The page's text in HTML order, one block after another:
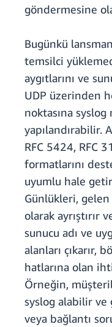
göndermesine
Bugünkü
temsilci
aygıtlarını ve
UDP üzerinden
noktasına
yapılandırabilir.
RFC 5424, RFC
formatlarını
uyumlu hale
Günlükleri,
olarak ayrıştırır
sunucu adı ve
alanları çıkarır,
hatlarına olan
Örneğin,
syslog alabilir ve
veya bağlantı